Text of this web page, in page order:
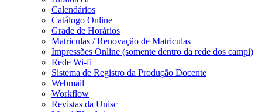
Calendários
Catálogo Online
Grade de Horários
Matriculas / Renovação de Matriculas
Impressões Online (somente dentro da rede dos campi)
Rede Wi-fi
Sistema de Registro da Produção Docente
Webmail
Workflow
Revistas da Unisc